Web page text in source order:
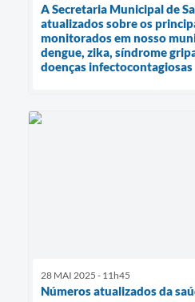
A Secretaria Municipal de
atualizados sobre os
monitorados em nosso
dengue, zika, síndrome
doenças infectocontagiosas
28 MAI 2025 - 11h45
Números atualizados da